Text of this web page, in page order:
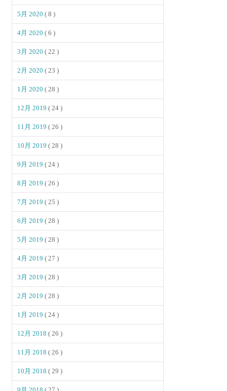
5月 2020( 8 )
4月 2020( 6 )
3月 2020( 22 )
2月 2020( 23 )
1月 2020( 28 )
12月 2019( 24 )
11月 2019( 26 )
10月 2019( 28 )
9月 2019( 24 )
8月 2019( 26 )
7月 2019( 25 )
6月 2019( 28 )
5月 2019( 28 )
4月 2019( 27 )
3月 2019( 28 )
2月 2019( 28 )
1月 2019( 24 )
12月 2018( 26 )
11月 2018( 26 )
10月 2018( 29 )